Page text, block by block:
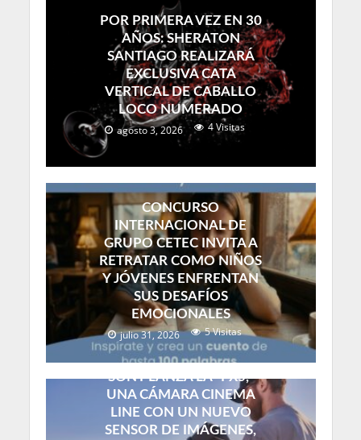
POR PRIMERA VEZ EN 30
AÑOS: SHERATON
SANTIAGO REALIZARÁ
EXCLUSIVA CATA
VERTICAL DE CABALLO
LOCO NUMERADO
agosto 3, 2026 4 Visitas
CONCURSO
INTERNACIONAL DE
GRUPO CETEC INVITA A
RETRATAR COMO NIÑOS
Y JÓVENES ENFRENTAN
SUS DESAFÍOS
EMOCIONALES
julio 31, 2026 5 Visitas
SONY LANZA LA “FX5,”
UNA CÁMARA CINEMA
LINE CON UN NUEVO
SENSOR DE IMÁGENES,